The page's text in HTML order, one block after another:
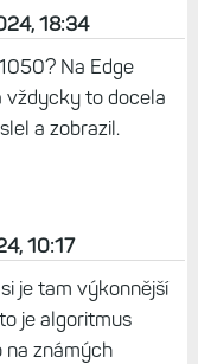
18:34
Na Edge
vždycky to docela
a zobrazil.
10:17
je tam výkonnější
je algoritmus
na známých